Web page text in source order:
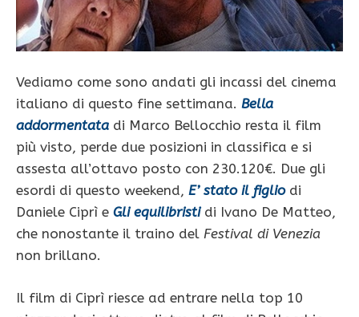
Vediamo come sono andati gli incassi del cinema
italiano di questo fine settimana. Bella
addormentata di Marco Bellocchio resta il film
più visto, perde due posizioni in classifica e si
assesta all’ottavo posto con 230.120€. Due gli
esordi di questo weekend, E’ stato il figliodi
Daniele Ciprì e Gli equilibristidi Ivano De Matteo,
che nonostante il traino del Festival di Venezia
non brillano.
Il film di Ciprì riesce ad entrare nella top 10